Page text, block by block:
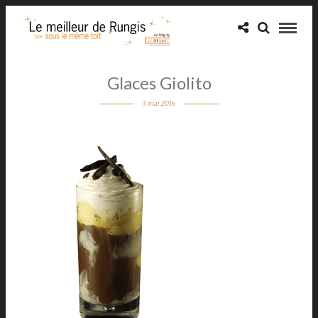
Glaces Giolito
3 mai 2016